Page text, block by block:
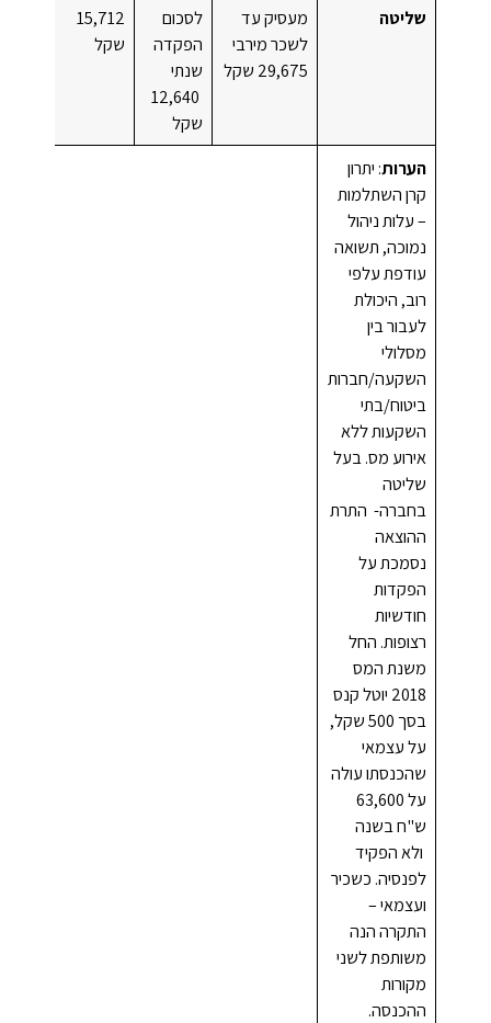
שליטה
מעסיק עד
לשכר מירבי
29,675 שקל
לסכום
הפקדה
שנתי
12,640
שקל
15,712
שקל
הערות: יתרון
קרן השתלמות
– עלות ניהול
נמוכה, תשואה
עודפת עלפי
רוב, היכולת
לעבור בין
מסלולי
השקעה/חברות
ביטוח/בתי
השקעות ללא
אירוע מס. בעל
שליטה
בחברה- התרת
ההוצאה
נסמכת על
הפקדות
חודשיות
רצופות. החל
משנת המס
2018 יוטל קנס
בסך 500 שקל,
על עצמאי
שהכנסתו עולה
על 63,600
ש"ח בשנה
ולא הפקיד
לפנסיה. כשכיר
ועצמאי –
התקרה הנה
משותפת לשני
מקורות
ההכנסה.